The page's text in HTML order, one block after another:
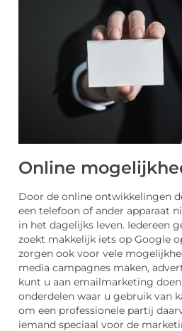
Online
Door de online ontwikkelingen
een telefoon of ander apparaat
in het dagelijks leven. Iedereen
zoekt makkelijk iets op Google
zorgen ook voor vele
media campagnes maken,
kunt u aan emailmarketing
onderdelen waar u gebruik van
om een professionele partij
iemand speciaal voor de